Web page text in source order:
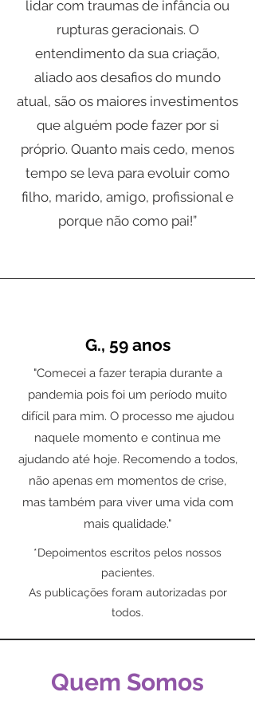
lidar com traumas de infância ou
rupturas geracionais. O
entendimento da sua criação,
aliado aos desafios do mundo
atual, são os maiores investimentos
que alguém pode fazer por si
próprio. Quanto mais cedo, menos
tempo se leva para evoluir como
filho, marido, amigo, profissional e
porque não como pai!”
G., 59 anos
"Comecei a fazer terapia durante a
pandemia pois foi um período muito
difícil para mim. O processo me ajudou
naquele momento e continua me
ajudando até hoje. Recomendo a todos,
não apenas em momentos de crise,
mas também para viver uma vida com
mais qualidade."
*Depoimentos escritos pelos nossos
pacientes.
As publicações foram autorizadas por
todos.
Quem Somos